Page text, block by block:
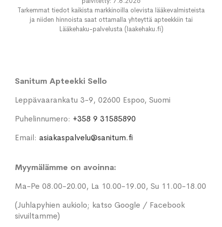
Tarkemmat tiedot kaikista markkinoilla olevista lääkevalmisteista
ja niiden hinnoista saat ottamalla yhteyttä apteekkiin tai
Lääkehaku-palvelusta (laakehaku.fi)
Sanitum Apteekki Sello
Leppävaarankatu 3-9, 02600 Espoo, Suomi
Puhelinnumero: +358 9 31585890
Email: asiakaspalvelu@sanitum.fi
Myymälämme on avoinna:
Ma-Pe 08.00-20.00, La 10.00-19.00, Su 11.00-18.00
(Juhlapyhien aukiolo; katso Google / Facebook
sivuiltamme)